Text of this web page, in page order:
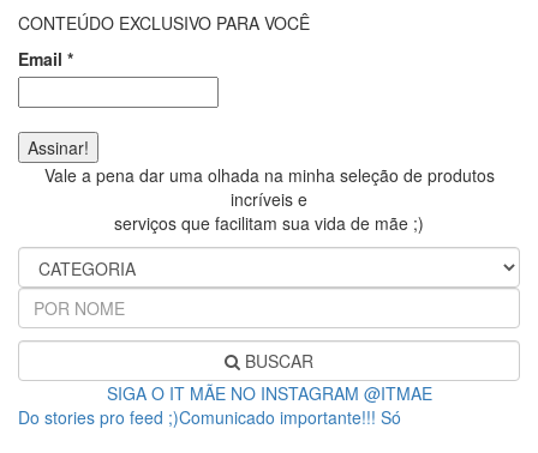
CONTEÚDO EXCLUSIVO PARA VOCÊ
Email *
Vale a pena dar uma olhada na minha seleção de produtos
incríveis e
serviços que facilitam sua vida de mãe ;)
BUSCAR
SIGA O IT MÃE NO INSTAGRAM @ITMAE
Do stories pro feed ;)Comunicado importante!!! Só